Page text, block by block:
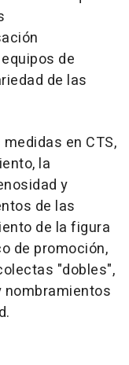
de
de las
en CTS,
la
y
de las
de la figura
de promoción,
"dobles",
nombramientos